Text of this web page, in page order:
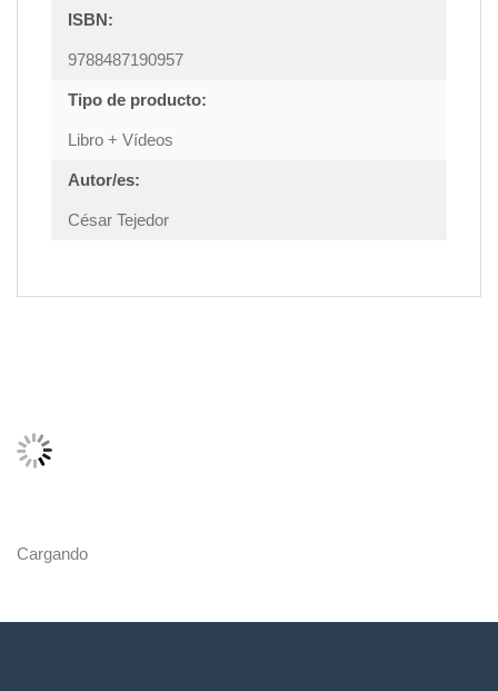
ISBN:
9788487190957
Tipo de producto:
Libro + Vídeos
Autor/es:
César Tejedor
Cargando